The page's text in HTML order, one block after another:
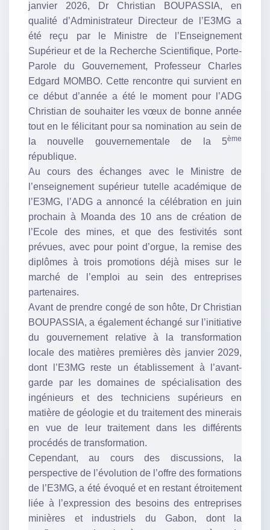
janvier 2026, Dr Christian BOUPASSIA, en
qualité d’Administrateur Directeur de l’E3MG a
été reçu par le Ministre de l’Enseignement
Supérieur et de la Recherche Scientifique, Porte-
Parole du Gouvernement, Professeur Charles
Edgard MOMBO. Cette rencontre qui survient en
ce début d’année a été le moment pour l’ADG
Christian de souhaiter les vœux de bonne année
tout en le félicitant pour sa nomination au sein de
la nouvelle gouvernementale de la 5ème
république.
Au cours des échanges avec le Ministre de
l’enseignement supérieur tutelle académique de
l’E3MG, l’ADG a annoncé la célébration en juin
prochain à Moanda des 10 ans de création de
l’Ecole des mines, et que des festivités sont
prévues, avec pour point d’orgue, la remise des
diplômes à trois promotions déjà mises sur le
marché de l’emploi au sein des entreprises
partenaires.
Avant de prendre congé de son hôte, Dr Christian
BOUPASSIA, a également échangé sur l’initiative
du gouvernement relative à la transformation
locale des matières premières dès janvier 2029,
dont l’E3MG reste un établissement à l’avant-
garde par les domaines de spécialisation des
ingénieurs et des techniciens supérieurs en
matière de géologie et du traitement des minerais
en vue de leur traitement dans les différents
procédés de transformation.
Cependant, au cours des discussions, la
perspective de l’évolution de l’offre des formations
de l’E3MG, a été évoqué et en restant étroitement
liée à l’expression des besoins des entreprises
minières et industriels du Gabon, dont la